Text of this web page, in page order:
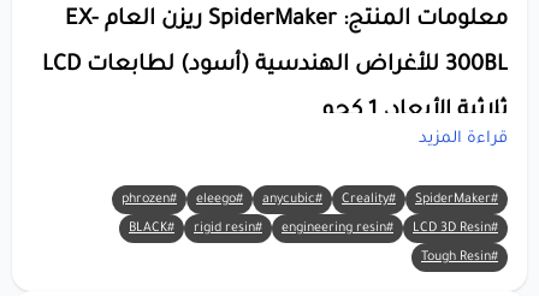
معلومات المنتج: SpiderMaker ريزن العام EX-
300BL للأغراض الهندسية (أسود) لطابعات LCD
ثلاثية الأبعاد، 1 كجم
🔸 العلامة التجارية:SpiderMaker
🔸 المادة:ريزن فوتوبوليمر (هندسي عالي التحمل)
🔸 اللون: أسود (أسود بخصائص هندسية مميزة) ⚫⚙️
قراءة المزيد
#SpiderMaker
#Creality
#anycubic
#eleego
#phrozen
#LCD 3D Resin
#engineering resin
#rigid resin
#BLACK
#Tough Resin